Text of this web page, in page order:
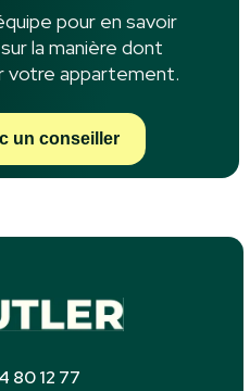
pour en savoir
la manière dont
votre appartement.
un conseiller
80 12 77